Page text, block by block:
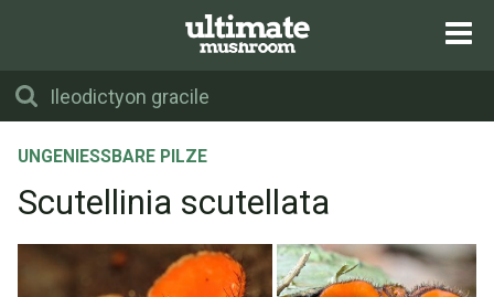
UNGENIESSBARE PILZE
Scutellinia scutellata